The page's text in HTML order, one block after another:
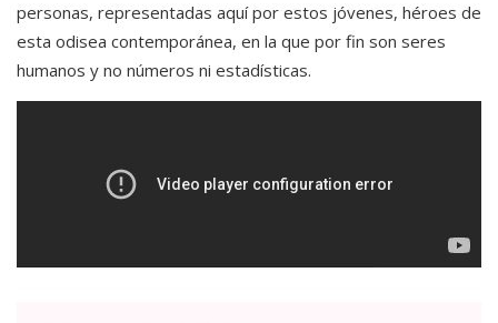
personas, representadas aquí por estos jóvenes, héroes de
esta odisea contemporánea, en la que por fin son seres
humanos y no números ni estadísticas.